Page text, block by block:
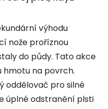
výhodu
nože proříznou
do půdy. Tato akce
na povrch.
oddělovač pro silné
úplné odstranění plsti